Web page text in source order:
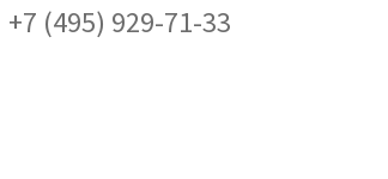
+7 (495) 929-71-33